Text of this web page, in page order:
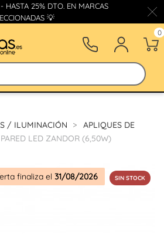
HASTA 25% DTO. EN MARCAS
💡
0
/ ILUMINACIÓN
APLIQUES DE
LED ZANDOR (6,50W)
finaliza el 31/08/2026 SIN STOCK